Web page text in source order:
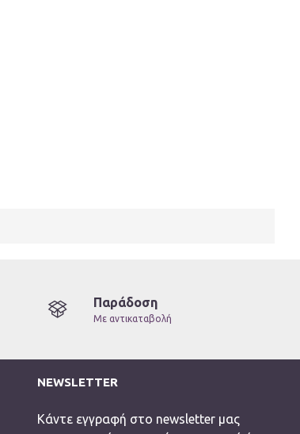
Παράδοση
Με αντικαταβολή
NEWSLETTER
Κάντε εγγραφή στο newsletter μας